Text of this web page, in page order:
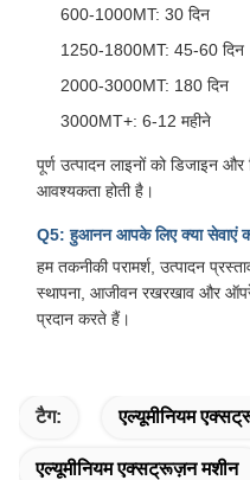
600-1000MT: 30 दिन
1250-1800MT: 45-60 दिन
2000-3000MT: 180 दिन
3000MT+: 6-12 महीने
पूर्ण उत्पादन लाइनों को डिजाइन
आवश्यकता होती है।
Q5: हुआनन आपके लिए क्या सेवाएं
हम तकनीकी परामर्श, उत्पादन
स्थापना, आजीवन रखरखाव और
प्रदान करते हैं।
टैग: एल्यूमीनियम
एल्यूमीनियम एक्सट्रूज़न मशीन